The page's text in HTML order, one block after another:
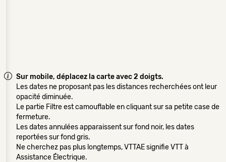
Sur mobile, déplacez la carte avec 2 doigts.
Les dates ne proposant pas les distances recherchées ont leur
opacité diminuée.
Le partie Filtre est camouflable en cliquant sur sa petite case de
fermeture.
Les dates annulées apparaissent sur fond noir, les dates
reportées sur fond gris.
Ne cherchez pas plus longtemps, VTTAE signifie VTT à
Assistance Électrique.